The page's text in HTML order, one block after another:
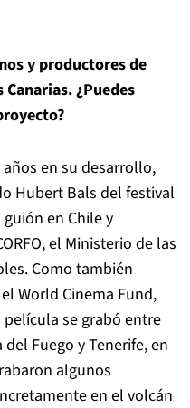
y productores de
¿Puedes
en su desarrollo,
Hubert Bals del festival
en Chile y
el Ministerio de las
Como también
World Cinema Fund,
película se grabó entre
Fuego y Tenerife, en
algunos
en el volcán